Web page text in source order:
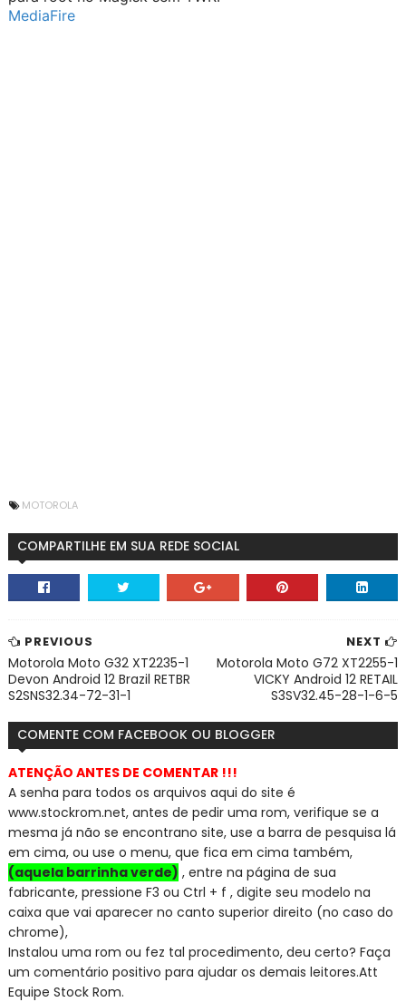
MediaFire
MOTOROLA
COMPARTILHE EM SUA REDE SOCIAL
NEXT
Motorola Moto G72 XT2255-1
VICKY Android 12 RETAIL
S3SV32.45-28-1-6-5
PREVIOUS
Motorola Moto G32 XT2235-1
Devon Android 12 Brazil RETBR
S2SNS32.34-72-31-1
COMENTE COM FACEBOOK OU BLOGGER
ATENÇÃO ANTES DE COMENTAR !!!
A senha para todos os arquivos aqui do site é
www.stockrom.net, antes de pedir uma rom, verifique se a
mesma já não se encontrano site, use a barra de pesquisa lá
em cima, ou use o menu, que fica em cima também,
(aquela barrinha verde) , entre na página de sua
fabricante, pressione F3 ou Ctrl + f , digite seu modelo na
caixa que vai aparecer no canto superior direito (no caso do
chrome),
Instalou uma rom ou fez tal procedimento, deu certo? Faça
um comentário positivo para ajudar os demais leitores.Att
Equipe Stock Rom.